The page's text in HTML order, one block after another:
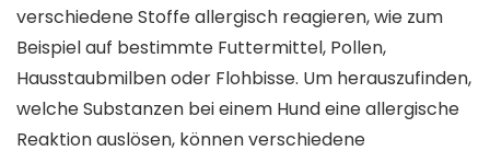
verschiedene Stoffe allergisch reagieren, wie zum
Beispiel auf bestimmte Futtermittel, Pollen,
Hausstaubmilben oder Flohbisse. Um herauszufinden,
welche Substanzen bei einem Hund eine allergische
Reaktion auslösen, können verschiedene